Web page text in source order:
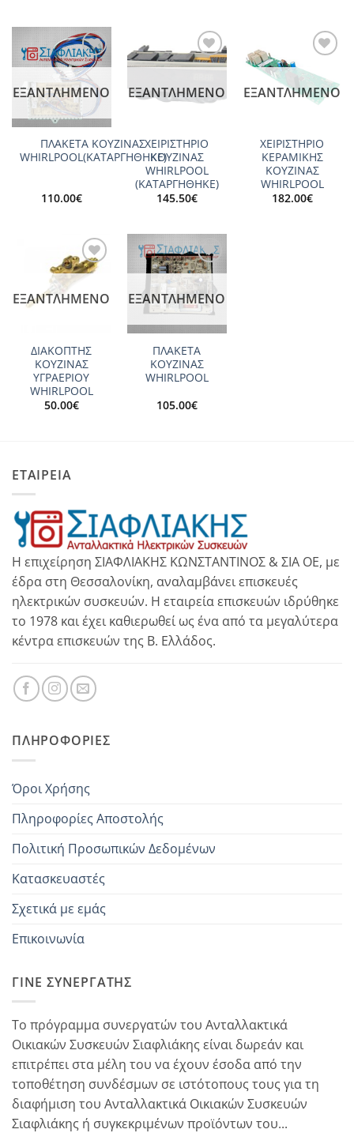
Add to
wishlist
ΕΞΑΝΤΛΗΜΈΝΟ
ΠΛΑΚΕΤΑ ΚΟΥΖΙΝΑΣ
WHIRLPOOL(ΚΑΤΑΡΓΗΘΗΚΕ)
110.00€
Add to
ΕΞΑΝΤΛΗΜΈΝΟ
ΧΕΙΡΙΣΤΗΡΙΟ
ΚΟΥΖΙΝΑΣ
WHIRLPOOL
(ΚΑΤΑΡΓΗΘΗΚΕ)
145.50€
wishlist
ΕΞΑΝΤΛΗΜΈΝΟ
ΧΕΙΡΙΣΤΗΡΙΟ
ΚΕΡΑΜΙΚΗΣ
ΚΟΥΖΙΝΑΣ
WHIRLPOOL
182.00€
Add to
wishlist
ΕΞΑΝΤΛΗΜΈΝΟ
ΔΙΑΚΟΠΤΗΣ
ΚΟΥΖΙΝΑΣ
ΥΓΡΑΕΡΙΟΥ
WHIRLPOOL
50.00€
Add to
wishlist
ΕΞΑΝΤΛΗΜΈΝΟ
ΠΛΑΚΕΤΑ
ΚΟΥΖΙΝΑΣ
WHIRLPOOL
105.00€
ΕΤΑΙΡΕΙΑ
Η επιχείρηση ΣΙΑΦΛΙΑΚΗΣ ΚΩΝΣΤΑΝΤΙΝΟΣ & ΣΙΑ ΟΕ, με
έδρα στη Θεσσαλονίκη, αναλαμβάνει επισκευές
ηλεκτρικών συσκευών. Η εταιρεία επισκευών ιδρύθηκε
το 1978 και έχει καθιερωθεί ως ένα από τα μεγαλύτερα
κέντρα επισκευών της Β. Ελλάδος.
ΠΛΗΡΟΦΟΡΊΕΣ
Όροι Χρήσης
Πληροφορίες Αποστολής
Πολιτική Προσωπικών Δεδομένων
Κατασκευαστές
Σχετικά με εμάς
Επικοινωνία
ΓΊΝΕ ΣΥΝΕΡΓΆΤΗΣ
Το πρόγραμμα συνεργατών του Ανταλλακτικά
Οικιακών Συσκευών Σιαφλιάκης είναι δωρεάν και
επιτρέπει στα μέλη του να έχουν έσοδα από την
τοποθέτηση συνδέσμων σε ιστότοπους τους για τη
διαφήμιση του Ανταλλακτικά Οικιακών Συσκευών
Σιαφλιάκης ή συγκεκριμένων προϊόντων του...